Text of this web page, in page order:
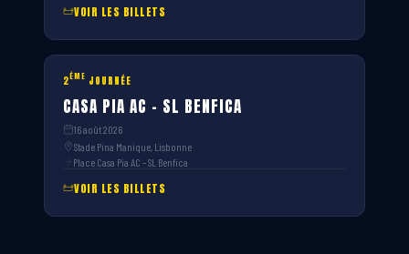
VOIR LES BILLETS
2ÈME JOURNÉE
CASA PIA AC – SL BENFICA
16 août 2026
Stade Pina Manique, Lisbonne
Place Casa Pia AC – SL Benfica
VOIR LES BILLETS